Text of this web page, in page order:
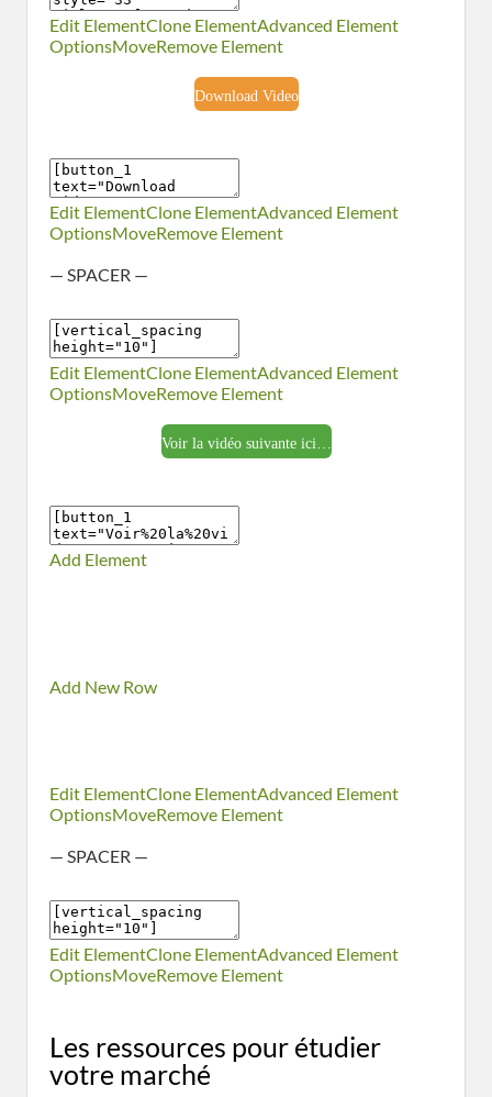
Edit ElementClone ElementAdvanced Element
OptionsMoveRemove Element
Download Video
Edit ElementClone ElementAdvanced Element
OptionsMoveRemove Element
— SPACER —
Edit ElementClone ElementAdvanced Element
OptionsMoveRemove Element
Voir la vidéo suivante ici…
Add Element
Add New Row
Edit ElementClone ElementAdvanced Element
OptionsMoveRemove Element
— SPACER —
Edit ElementClone ElementAdvanced Element
OptionsMoveRemove Element
Les ressources pour étudier
votre marché